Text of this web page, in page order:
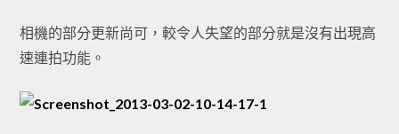
相機的部分更新尚可，較令人失望的部分就是沒有出現高
速連拍功能。